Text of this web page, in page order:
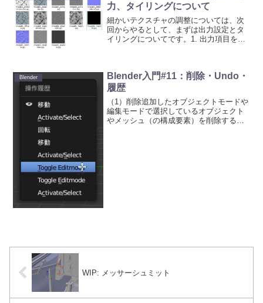
力、タイリングについて
細かいテクスチャの調整については、次
回からやるとして、まずは出力設定とタ
イリングについてです。1. 出力項目を選
りますが、こ...
Blender
Blender入門#11：削除・Undo・
履歴
（1）削除追加したオブジェクトモードや
編集モードで選択しているオブジェクト
やメッシュ（の構成要素）を削除するに
WIP: メッサーシュミット